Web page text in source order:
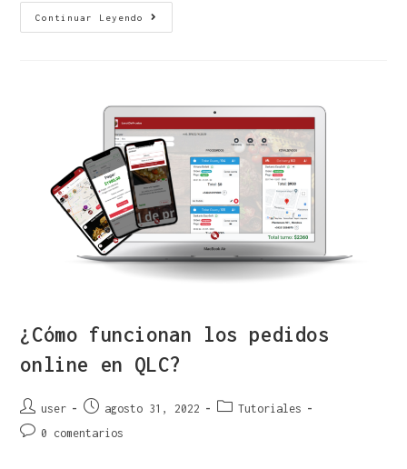
Continuar Leyendo
¿Cómo funcionan los pedidos
online en QLC?
user agosto 31, 2022
Tutoriales
0 comentarios